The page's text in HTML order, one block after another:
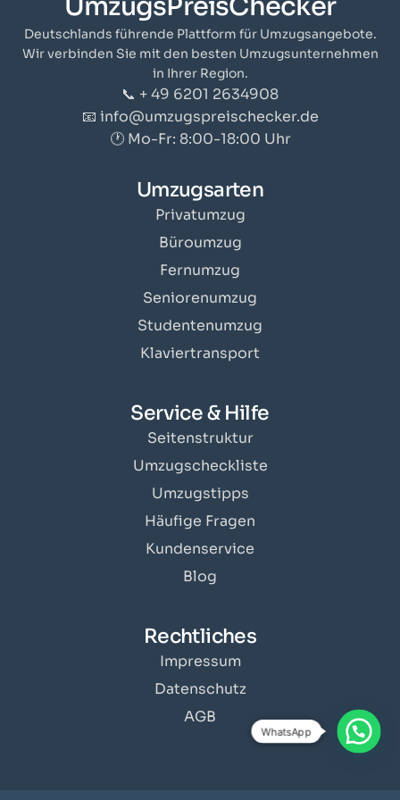
UmzugsPreisChecker
Deutschlands führende Plattform für Umzugsangebote.
Wir verbinden Sie mit den besten Umzugsunternehmen
in Ihrer Region.
📞 + 49 6201 2634908
📧 info@umzugspreischecker.de
🕐 Mo-Fr: 8:00-18:00 Uhr
Umzugsarten
Privatumzug
Büroumzug
Fernumzug
Seniorenumzug
Studentenumzug
Klaviertransport
Service & Hilfe
Seitenstruktur
Umzugscheckliste
Umzugstipps
Häufige Fragen
Kundenservice
Blog
Rechtliches
Impressum
Datenschutz
AGB
WhatsApp